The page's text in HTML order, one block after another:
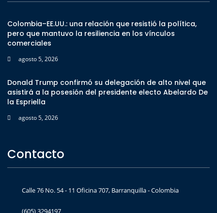
Colombia–EE.UU.: una relación que resistió la política,
pero que mantuvo la resiliencia en los vínculos
comerciales
agosto 5, 2026
Donald Trump confirmó su delegación de alto nivel que
asistirá a la posesión del presidente electo Abelardo De
la Espriella
agosto 5, 2026
Contacto
Calle 76 No. 54 - 11 Oficina 707, Barranquilla - Colombia
(605) 3294197